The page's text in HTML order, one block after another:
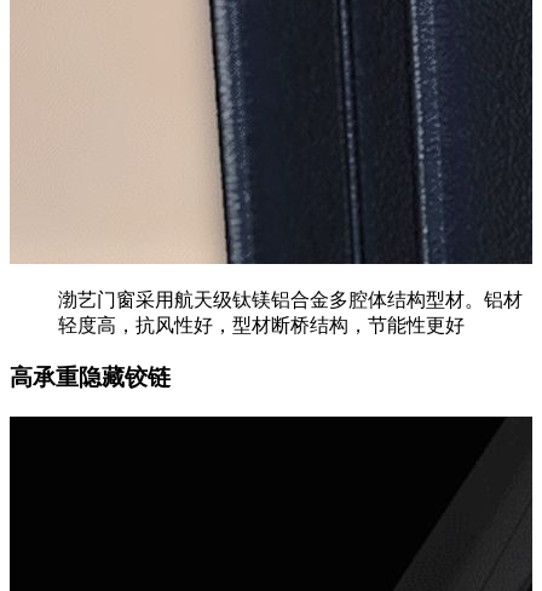
渤艺门窗采用航天级钛镁铝合金多腔体结构型材。铝材
轻度高，抗风性好，型材断桥结构，节能性更好
高承重隐藏铰链